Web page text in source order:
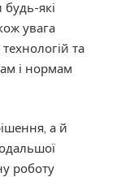
які
увага
та
і нормам
а й
роботу